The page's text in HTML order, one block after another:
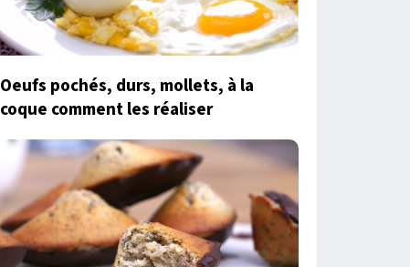
Oeufs pochés, durs, mollets, à la
coque comment les réaliser